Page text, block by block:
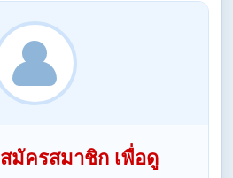
สมัครสมาชิก เพื่อดู